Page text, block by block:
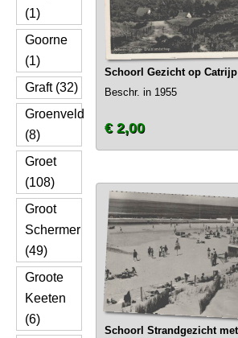
(1)
Goorne
(1)
Graft (32)
Groenveld
(8)
Groet
(108)
Groot
Schermer
(49)
Groote
Keeten
(6)
Schoorl Gezicht op Catrijp
Beschr. in 1955
€ 2,00
Schoorl Strandgezicht